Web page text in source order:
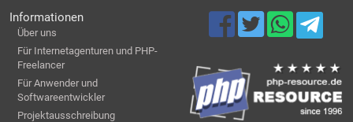
Informationen
Über uns
Für Internetagenturen und PHP-
Freelancer
Für Anwender und
Softwareentwickler
Projektausschreibung